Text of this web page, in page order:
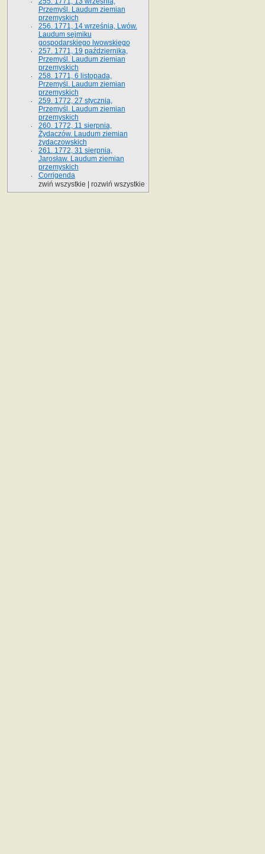
Przemyśl. Laudum ziemian
przemyskich
256. 1771, 14 września, Lwów.
Laudum sejmiku
gospodarskiego lwowskiego
257. 1771, 19 października,
Przemyśl. Laudum ziemian
przemyskich
258. 1771, 6 listopada,
Przemyśl. Laudum ziemian
przemyskich
259. 1772, 27 stycznia,
Przemyśl. Laudum ziemian
przemyskich
260. 1772, 11 sierpnia,
Żydaczów. Laudum ziemian
żydaczowskich
261. 1772, 31 sierpnia,
Jarosław. Laudum ziemian
przemyskich
Corrigenda
zwiń wszystkie
rozwiń wszystkie